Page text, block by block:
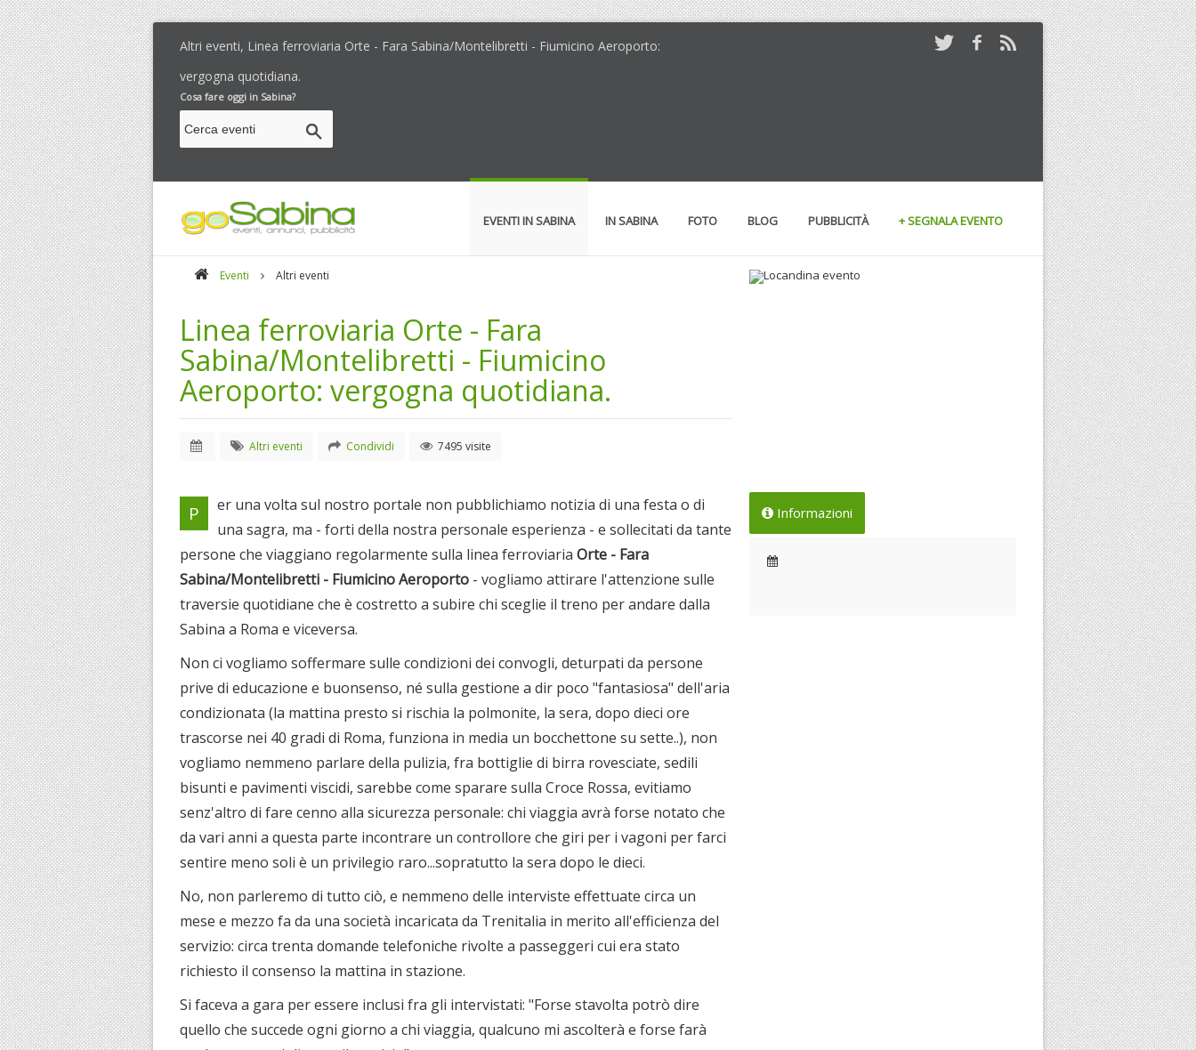
Altri eventi, Linea ferroviaria Orte - Fara Sabina/Montelibretti - Fiumicino Aeroporto:
vergogna quotidiana.
Cosa fare oggi in Sabina?
EVENTI IN SABINA IN SABINA FOTO BLOG PUBBLICITÀ + SEGNALA EVENTO
Eventi Altri eventi
Linea ferroviaria Orte - Fara
Sabina/Montelibretti - Fiumicino
Aeroporto: vergogna quotidiana.
Altri eventi Condividi 7495 visite
P
er una volta sul nostro portale non pubblichiamo notizia di una festa o di
una sagra, ma - forti della nostra personale esperienza - e sollecitati da tante
persone che viaggiano regolarmente sulla linea ferroviaria Orte - Fara
Sabina/Montelibretti - Fiumicino Aeroporto - vogliamo attirare l'attenzione sulle
traversie quotidiane che è costretto a subire chi sceglie il treno per andare dalla
Sabina a Roma e viceversa.
Non ci vogliamo soffermare sulle condizioni dei convogli, deturpati da persone
prive di educazione e buonsenso, né sulla gestione a dir poco "fantasiosa" dell'aria
condizionata (la mattina presto si rischia la polmonite, la sera, dopo dieci ore
trascorse nei 40 gradi di Roma, funziona in media un bocchettone su sette..), non
vogliamo nemmeno parlare della pulizia, fra bottiglie di birra rovesciate, sedili
bisunti e pavimenti viscidi, sarebbe come sparare sulla Croce Rossa, evitiamo
senz'altro di fare cenno alla sicurezza personale: chi viaggia avrà forse notato che
da vari anni a questa parte incontrare un controllore che giri per i vagoni per farci
sentire meno soli è un privilegio raro...sopratutto la sera dopo le dieci.
No, non parleremo di tutto ciò, e nemmeno delle interviste effettuate circa un
mese e mezzo fa da una società incaricata da Trenitalia in merito all'efficienza del
servizio: circa trenta domande telefoniche rivolte a passeggeri cui era stato
richiesto il consenso la mattina in stazione.
Si faceva a gara per essere inclusi fra gli intervistati: "Forse stavolta potrò dire
quello che succede ogni giorno a chi viaggia, qualcuno mi ascolterà e forse farà
Informazioni